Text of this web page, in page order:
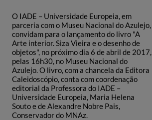
O IADE – Universidade Europeia, em
parceria com o Museu Nacional do Azulejo,
convidam para o lançamento do livro "A
Arte interior. Siza Vieira e o desenho de
objetos", no próximo dia 6 de abril de 2017,
pelas 16h30, no Museu Nacional do
Azulejo. O livro, com a chancela da Editora
Caleidoscópio, conta com coordenação
editorial da Professora do IADE –
Universidade Europeia, Maria Helena
Souto e de Alexandre Nobre Pais,
Conservador do MNAz.